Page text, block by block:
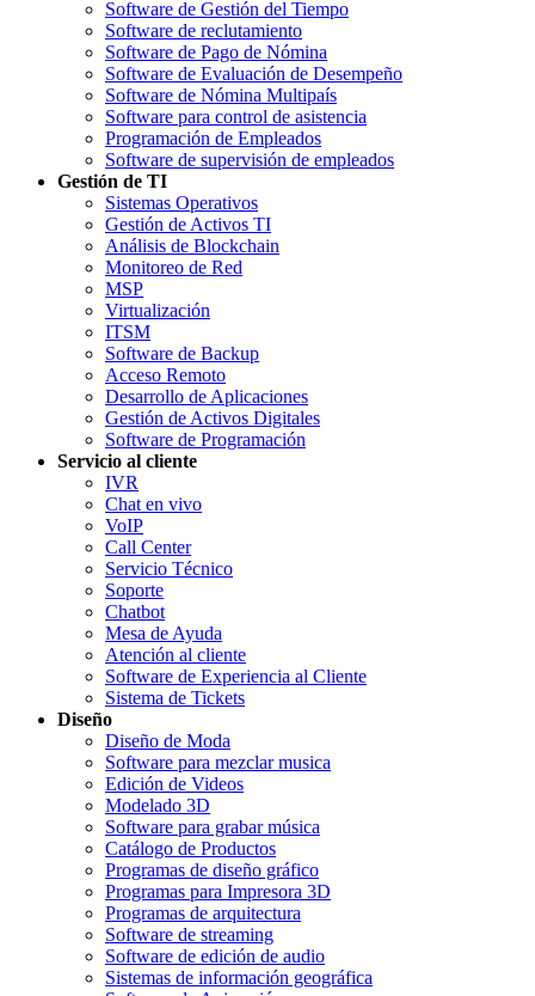
Software de Gestión del Tiempo
Software de reclutamiento
Software de Pago de Nómina
Software de Evaluación de Desempeño
Software de Nómina Multipaís
Software para control de asistencia
Programación de Empleados
Software de supervisión de empleados
Gestión de TI
Sistemas Operativos
Gestión de Activos TI
Análisis de Blockchain
Monitoreo de Red
MSP
Virtualización
ITSM
Software de Backup
Acceso Remoto
Desarrollo de Aplicaciones
Gestión de Activos Digitales
Software de Programación
Servicio al cliente
IVR
Chat en vivo
VoIP
Call Center
Servicio Técnico
Soporte
Chatbot
Mesa de Ayuda
Atención al cliente
Software de Experiencia al Cliente
Sistema de Tickets
Diseño
Diseño de Moda
Software para mezclar musica
Edición de Videos
Modelado 3D
Software para grabar música
Catálogo de Productos
Programas de diseño gráfico
Programas para Impresora 3D
Programas de arquitectura
Software de streaming
Software de edición de audio
Sistemas de información geográfica